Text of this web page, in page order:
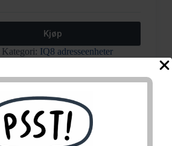
Kjøp
Kategori: IQ8 adresseenheter